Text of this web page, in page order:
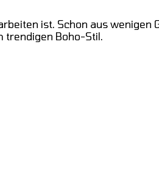
ist. Schon aus wenigen
Boho-Stil.